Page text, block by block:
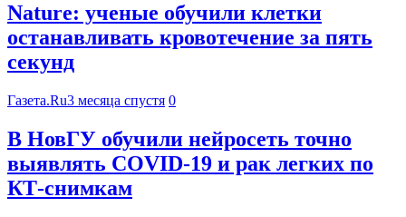
Nature: ученые обучили клетки
останавливать кровотечение за пять
секунд
Газета.Ru3 месяца спустя 0
В НовГУ обучили нейросеть точно
выявлять COVID-19 и рак легких по
КТ-снимкам